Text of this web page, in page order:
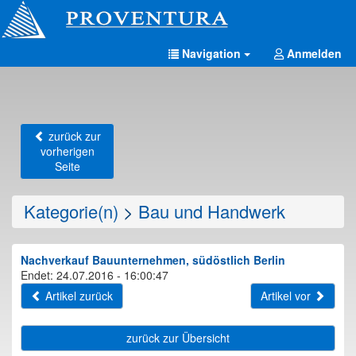
Navigation Anmelden
zurück zur
vorherigen
Seite
Kategorie(n) > Bau und Handwerk
Nachverkauf Bauunternehmen, südöstlich Berlin
Endet: 24.07.2016 - 16:00:47
Artikel zurück
Artikel vor
zurück zur Übersicht